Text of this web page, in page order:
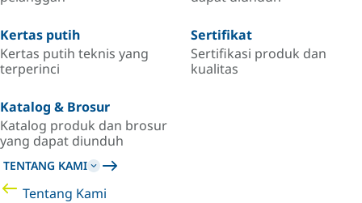
Kertas putih
Kertas putih teknis yang
terperinci
Sertifikat
Sertifikasi produk dan
kualitas
Katalog & Brosur
Katalog produk dan brosur
yang dapat diunduh
TENTANG KAMI
Tentang Kami